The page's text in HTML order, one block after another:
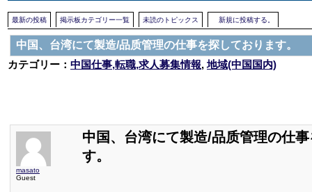
最新の投稿 掲示板カテゴリー一覧 未読のトピックス 新規に投稿する。
中国、台湾にて製造/品质管理の仕事を探しております。
カテゴリー： 中国仕事,転職,求人募集情報,地域(中国国内)
masato
Guest
中国、台湾にて製造/品质管理の仕
す。